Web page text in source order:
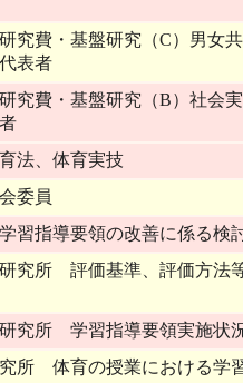
究費・基盤研究（C）男女
表者
究費・基盤研究（B）社会
法、体育実技
委員
指導要領の改善に係る検
究所 評価基準、評価方法
究所 学習指導要領実施状
所 体育の授業における学